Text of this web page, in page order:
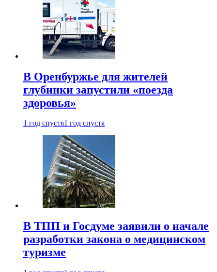
В Оренбуржье для жителей
глубинки запустили «поезда
здоровья»
1 год спустя1 год спустя
В ТПП и Госдуме заявили о начале
разработки закона о медицинском
туризме